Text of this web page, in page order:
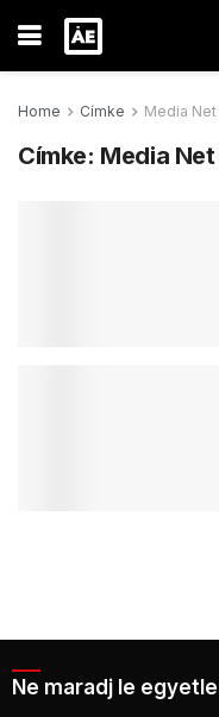
Home Címke Media Net
Címke: Media Net
Ne maradj le